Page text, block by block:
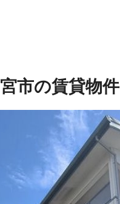
市の賃貸物件